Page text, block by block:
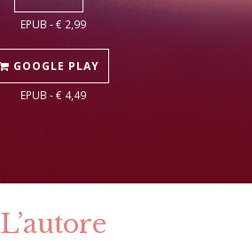
EPUB - € 2,99
GOOGLE PLAY
EPUB - € 4,49
L’autore